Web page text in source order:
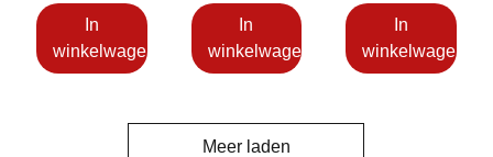
In
winkelwagen
In
winkelwagen
In
winkelwagen
Meer laden